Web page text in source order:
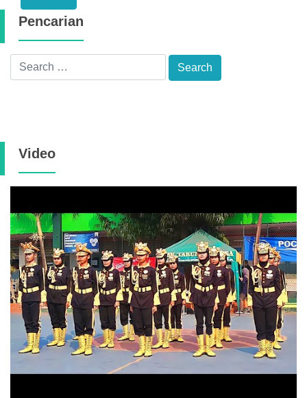
Pencarian
Video